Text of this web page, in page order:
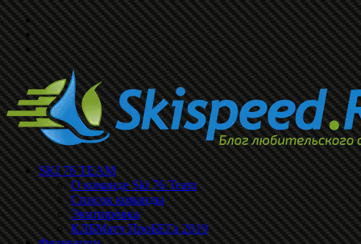
SKI 76 TEAM
О команде Ski 76 Team
Список команды
Экипировка
КЛБМатч ПроБЕГа 2019